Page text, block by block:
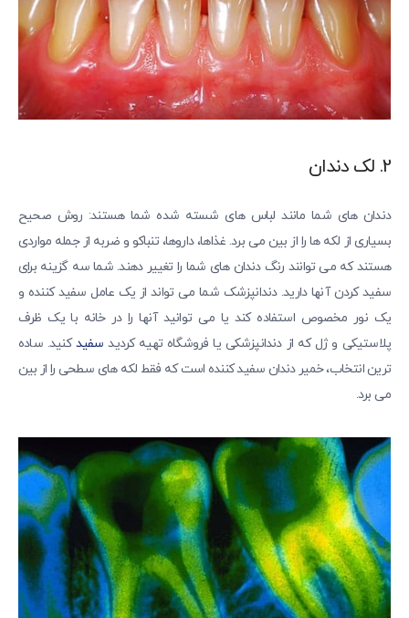
2. لک دندان
دندان های شما مانند لباس های شسته شده شما هستند: روش صحیح
بسیاری از لکه ها را از بین می برد. غذاها، داروها، تنباکو و ضربه از جمله مواردی
هستند که می توانند رنگ دندان های شما را تغییر دهند. شما سه گزینه برای
سفید کردن آنها دارید. دندانپزشک شما می تواند از یک عامل سفید کننده و
یک نور مخصوص استفاده کند یا می توانید آنها را در خانه با یک ظرف
پلاستیکی و ژل که از دندانپزشکی یا فروشگاه تهیه کردید سفیدکنید. ساده
ترین انتخاب، خمیر دندان سفید کننده است که فقط لکه های سطحی را از بین
می برد.